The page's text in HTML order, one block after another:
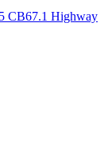
CB67.1 Highway